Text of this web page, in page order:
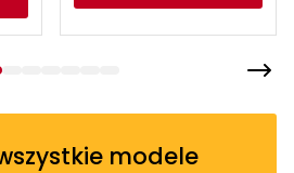
modele